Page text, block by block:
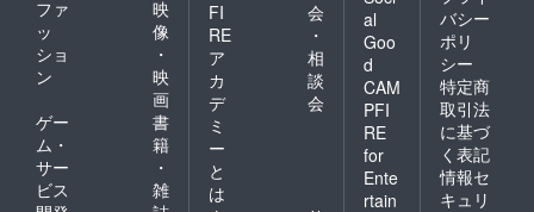
ファ
ッ
ショ
ン
映
像
・
映
画
ゲー
ム・
サー
ビス
書
籍
・
雑
FI
RE
ア
カ
デ
ミ
ー
と
は
会
・
相
談
会
al
Goo
d
CAM
PFI
RE
for
Ente
rtain
バシー
ポリ
シー
特定商
取引法
に基づ
く表記
情報セ
キュリ